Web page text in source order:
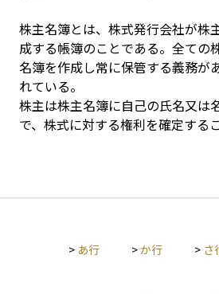
株主名簿とは、株式発行会社が株
成する帳簿のことである。全ての
名簿を作成し常に保管する義務が
れている。
株主は株主名簿に自己の氏名又は
で、株式に対する権利を確定する
> あ行 >か行 > さ